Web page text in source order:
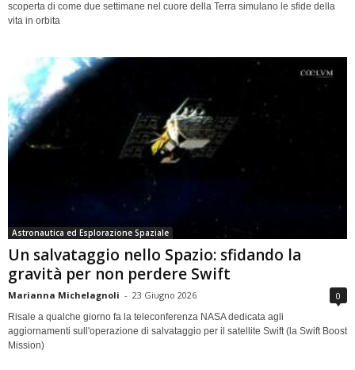
scoperta di come due settimane nel cuore della Terra simulano le sfide della
vita in orbita
Astronautica ed Esplorazione Spaziale
Un salvataggio nello Spazio: sfidando la
gravità per non perdere Swift
Marianna Michelagnoli - 23 Giugno 2026 0
Risale a qualche giorno fa la teleconferenza NASA dedicata agli
aggiornamenti sull'operazione di salvataggio per il satellite Swift (la Swift Boost
Mission)